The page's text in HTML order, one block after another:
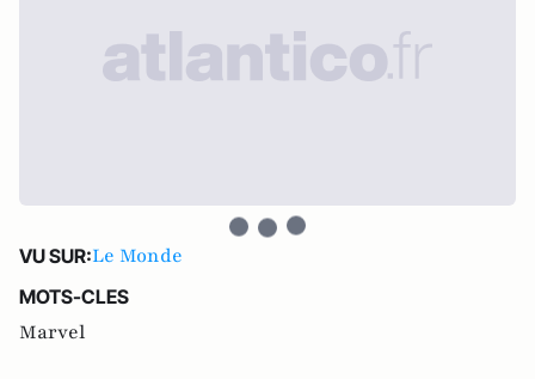
VU SUR:Le Monde
MOTS-CLES
Marvel